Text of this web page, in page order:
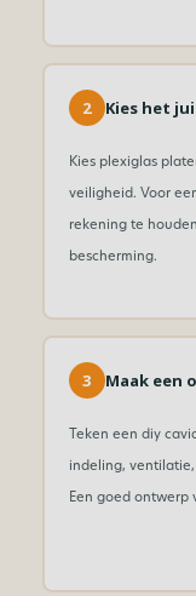
2 Kies het
Kies plexiglas
veiligheid. Voor
rekening te
bescherming.
3 Maak een
Teken een diy
indeling,
Een goed ontwerp